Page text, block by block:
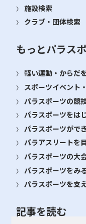
施設検索
クラブ・団体検索
もっとパラス
軽い運動・からだ
スポーツイベント
パラスポーツの競
パラスポーツをは
パラスポーツがで
パラアスリートを
パラスポーツの大
パラスポーツをみ
パラスポーツを支
記事を読む